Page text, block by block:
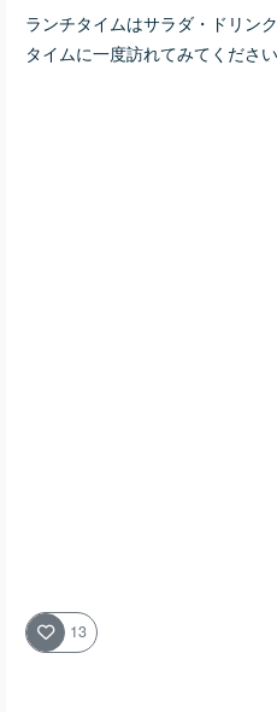
ランチタイムはサラダ・ドリン
タイムに一度訪れてみてください
13